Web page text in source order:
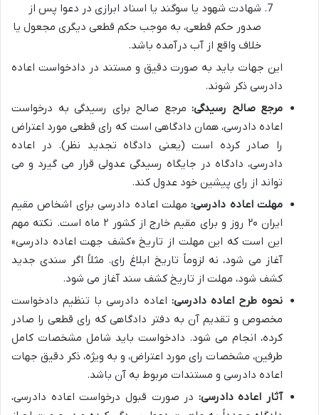
شهادت شهود یا سوگند یا اسناد ابرازی در دعوا پس از
صدور حکم قطعی، به موجب حکم قطعی دیگری مجعول یا
خلاف واقع از آب درآمده باشد.
این جهات باید به صورت دقیق و مستند در دادخواست اعاده
دادرسی ذکر شوند.
مرجع صالح رسیدگی: مرجع صالح برای رسیدگی به درخواست
اعاده دادرسی، همان دادگاهی است که رای قطعی مورد اعتراض
را صادر کرده است (یعنی دادگاه تجدید نظر). در اعاده
دادرسی، دادگاه در جایگاه رسیدگی عدولی قرار می گیرد و می
تواند از رای پیشین خود عدول کند.
مهلت اعاده دادرسی:مهلت اعاده دادرسی برای اشخاص مقیم
ایران ۲۰ روز و برای مقیم خارج از کشور ۲ ماه است. نکته مهم
این است که این مهلت از تاریخ «کشف جهت اعاده دادرسی»
آغاز می شود، نه لزوماً تاریخ ابلاغ رای. مثلاً اگر سندی جدید
کشف شود، مهلت از تاریخ کشف سند آغاز می شود.
نحوه طرح اعاده دادرسی: اعاده دادرسی با تنظیم دادخواست
مخصوص و تقدیم آن به دفتر دادگاهی که رای قطعی را صادر
کرده، انجام می شود. دادخواست باید شامل مشخصات کامل
طرفین، مشخصات رای مورد اعتراض، و به ویژه، ذکر دقیق جهات
اعاده دادرسی و مستندات مربوط به آن باشد.
آثار اعاده دادرسی: در صورت قبول درخواست اعاده دادرسی،